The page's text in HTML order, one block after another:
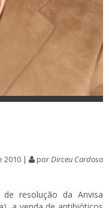
2010 | porDirceu Cardoso
resolução da Anvisa